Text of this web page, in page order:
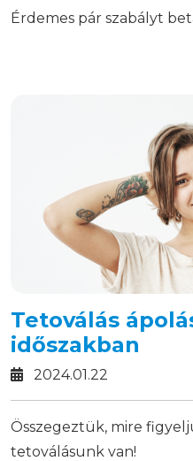
Érdemes pár szabályt
Tetoválás
időszakban
2024.01.22
Összegeztük, mire
tetoválásunk van!